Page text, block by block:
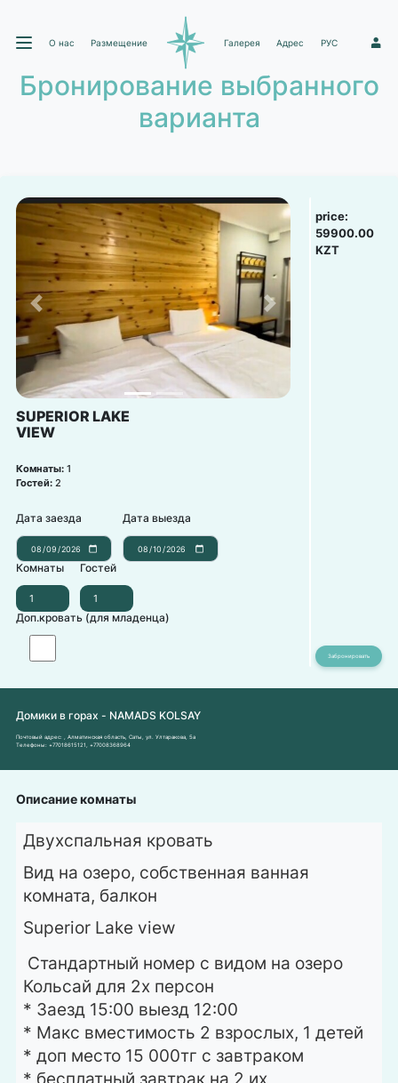
О нас Размещение Галерея Адрес РУС 1
Бронирование выбранного
варианта
Previous Next
SUPERIOR LAKE
VIEW
Комнаты: 1
Гостей: 2
Дата заезда Дата выезда
Комнаты Гостей
Доп.кровать (для младенца)
price:
59900.00
KZT
Домики в горах - NAMADS KOLSAY
Почтовый адрес:
, Алматинская область, Саты, ул. Ултаракова, 5а
Телефоны: +77018615121 +77008368964
Описание комнаты